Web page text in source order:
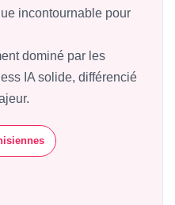
incontournable pour
dominé par les
IA solide, différencié